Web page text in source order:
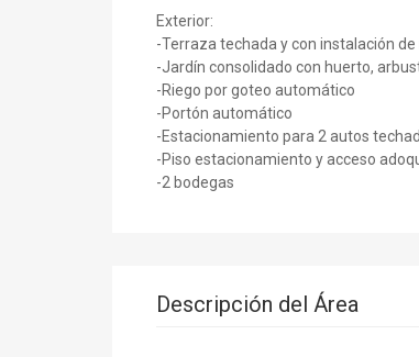
Exterior:
-Terraza techada y con instalación
-Jardín consolidado con huerto,
-Riego por goteo automático
-Portón automático
-Estacionamiento para 2 autos
-Piso estacionamiento y acceso
-2 bodegas
Descripción del Área